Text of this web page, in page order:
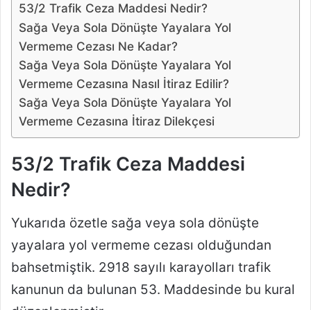
53/2 Trafik Ceza Maddesi Nedir?
Sağa Veya Sola Dönüşte Yayalara Yol
Vermeme Cezası Ne Kadar?
Sağa Veya Sola Dönüşte Yayalara Yol
Vermeme Cezasına Nasıl İtiraz Edilir?
Sağa Veya Sola Dönüşte Yayalara Yol
Vermeme Cezasına İtiraz Dilekçesi
53/2 Trafik Ceza Maddesi
Nedir?
Yukarıda özetle sağa veya sola dönüşte
yayalara yol vermeme cezası olduğundan
bahsetmiştik. 2918 sayılı karayolları trafik
kanunun da bulunan 53. Maddesinde bu kural